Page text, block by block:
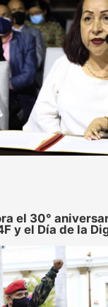
el 30°
y el Día de la